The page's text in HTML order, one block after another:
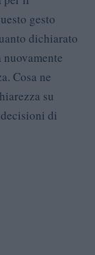
gesto
dichiarato
Cosa ne
su
di